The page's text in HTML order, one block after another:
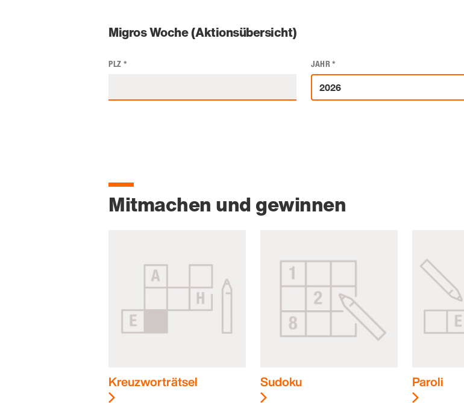
Migros Woche (Aktionsübersicht)
PLZ * JAHR*
Mitmachen und gewinnen
Kreuzworträtsel Sudoku Paroli